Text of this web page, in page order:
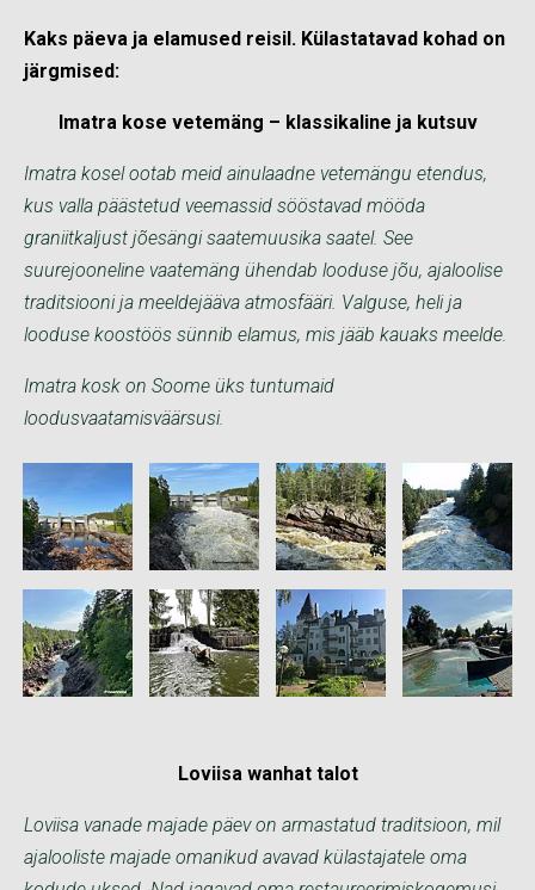
Kaks päeva ja elamused reisil. Külastatavad kohad on
järgmised:
Imatra kose vetemäng – klassikaline ja kutsuv
Imatra kosel ootab meid ainulaadne vetemängu etendus,
kus valla päästetud veemassid sööstavad mööda
graniitkaljust jõesängi saatemuusika saatel. See
suurejooneline vaatemäng ühendab looduse jõu, ajaloolise
traditsiooni ja meeldejääva atmosfääri. Valguse, heli ja
looduse koostöös sünnib elamus, mis jääb kauaks meelde.
Imatra kosk on Soome üks tuntumaid
loodusvaatamisväärsusi.
Loviisa wanhat talot
Loviisa vanade majade päev on armastatud traditsioon, mil
ajalooliste majade omanikud avavad külastajatele oma